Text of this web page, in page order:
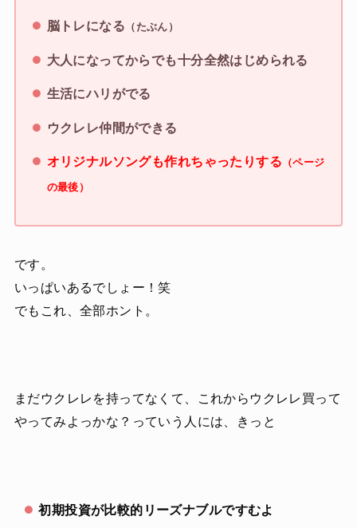
脳トレになる （たぶん）
大人になってからでも十分全然はじめられる
生活にハリがでる
ウクレレ仲間ができる
オリジナルソングも作れちゃったりする （ページ
の最後）
です。
いっぱいあるでしょー！笑
でもこれ、全部ホント。
まだウクレレを持ってなくて、これからウクレレ買って
やってみよっかな？っていう人には、きっと
初期投資が比較的リーズナブルですむよ